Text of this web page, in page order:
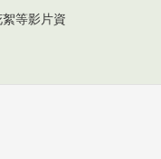
等影片資